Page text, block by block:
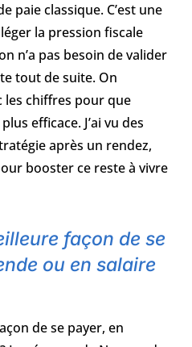
paie classique. C’est une
la pression fiscale
n’a pas besoin de valider
tout de suite. On
les chiffres pour que
efficace. J’ai vu des
après un rendez,
booster ce reste à vivre
façon de se
ou en salaire
de se payer, en